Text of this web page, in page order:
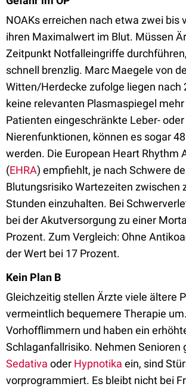
NOAKs erreichen nach etwa zwei bis
ihren Maximalwert im Blut. Müssen
Zeitpunkt Notfalleingriffe
schnell brenzlig. Marc Maegele von
Witten/Herdecke zufolge liegen nach
keine relevanten Plasmaspiegel mehr
Patienten eingeschränkte Leber- oder
Nierenfunktionen, können es sogar
werden. Die European Heart Rhythm
(EHRA) empfiehlt, je nach Schwere
Blutungsrisiko Wartezeiten zwischen
Stunden einzuhalten. Bei
bei der Akutversorgung zu einer
Prozent. Zum Vergleich: Ohne
der Wert bei 17 Prozent.
Kein Plan B
Gleichzeitig stellen Ärzte viele ältere
vermeintlich bequemere Therapie
Vorhofflimmern und haben ein
Schlaganfallrisiko. Nehmen Senioren
Sedativa oder Hypnotika ein, sind
vorprogrammiert. Es bleibt nicht bei